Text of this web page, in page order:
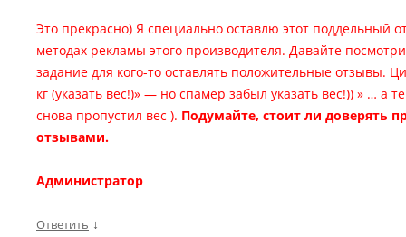
Это прекрасно) Я специально оставлю этот поддельный
методах рекламы этого производителя. Давайте
задание для кого-то оставлять положительные отзывы.
кг (указать вес!)» — но спамер забыл указать вес!)) » … а
снова пропустил вес ). Подумайте, стоит ли доверять
отзывами.
Администратор
Ответить ↓